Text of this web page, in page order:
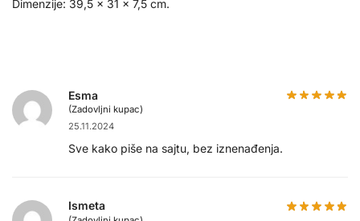
Dimenzije: 39,5 × 31 × 7,5 cm.
Esma
(Zadovljni kupac)
25.11.2024
Sve kako piše na sajtu, bez iznenađenja.
Ismeta